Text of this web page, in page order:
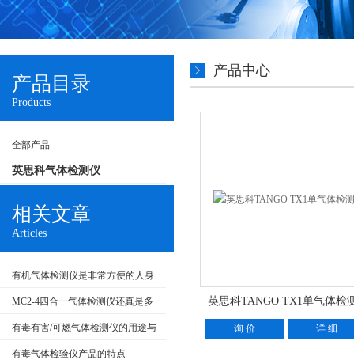
产品目录
Products
全部产品
英思科气体检测仪
相关文章
Articles
有机气体检测仪是非常方便的人身
安全保护工具
MC2-4四合一气体检测仪还真是多
用途的复合型仪器
有毒有害/可燃气体检测仪的用途与
作用有毒气体检验仪产品的特点
产品中心
英思科TANGO TX1单气体检
询 价 详 细